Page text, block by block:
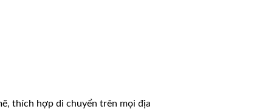
thích hợp di chuyển trên mọi địa